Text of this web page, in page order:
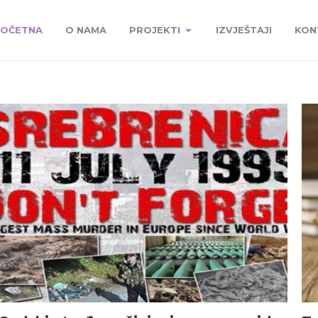
O NAMA PROJEKTI IZVJEŠTAJI